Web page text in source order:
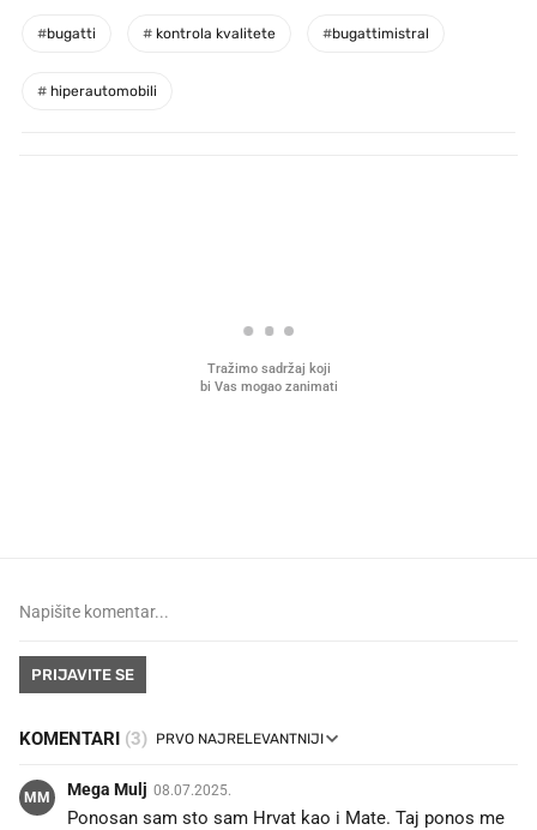
#bugatti # kontrola kvalitete #bugattimistral
# hiperautomobili
PRIJAVITE SE
KOMENTARI (3)
MM Mega Mulj 08.07.2025.
Ponosan sam sto sam Hrvat kao i Mate. Taj ponos me